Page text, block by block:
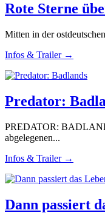
Rote Sterne
Mitten in der
Infos & Trailer →
Predator:
PREDATOR:
abgelegenen...
Infos & Trailer →
Dann passiert